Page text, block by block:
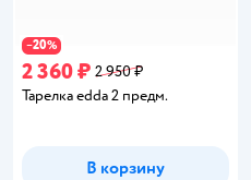
−20%
2 360 ₽ 2 950 ₽
Тарелка edda 2 предм.
В корзину